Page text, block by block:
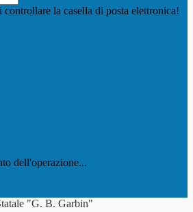
la casella di posta elettronica!
dell'operazione...